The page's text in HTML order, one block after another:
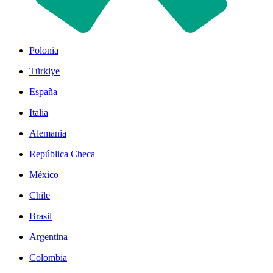
Polonia
Türkiye
España
Italia
Alemania
República Checa
México
Chile
Brasil
Argentina
Colombia